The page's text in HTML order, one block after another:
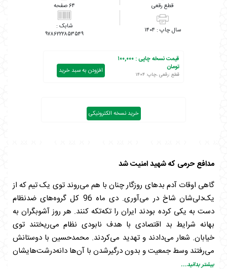
رقعی ۶۴
۱۴۰۴ ۹۷۸۶۲۲۲۸۵۳۵۴۹
قیمت نسخه چاپی :۱۰۰,۰۰۰
تومان
قطع :رقعی ،چاپ: ۱۴۰۴ افزودن به سبد خرید
خرید نسخه الکترونیکی
مدافع حرمی که شهید امنیت شد
گاهی اوقات آدم ‌بدهای روزگار چنان با هم می‌روند توی یک تیم که از
یک‌دلی‌شان شاخ در می‌آوری. دی ماه 96 کل گروه‌های ضدنظام
دست به یکی کرده بودند ایران را تکه‌تکه کنند. هر روز آشوبگران به
بهانه شرایط بد اقتصادی با هدف نابودی نظام می‌ریختند توی
خیابان. شعار می‌دادند و تهدید می‌کردند. محمدحسین با دوستانش
می‌رفتند وسط جمعیت و بدون درگیرشدن با آن‌ها دانه‌درشت‌هایشان
را سوا می‌کردند. وقتی محمدحسین از عملیاتشان برای مادر تعریف
بیشتر بدانید...